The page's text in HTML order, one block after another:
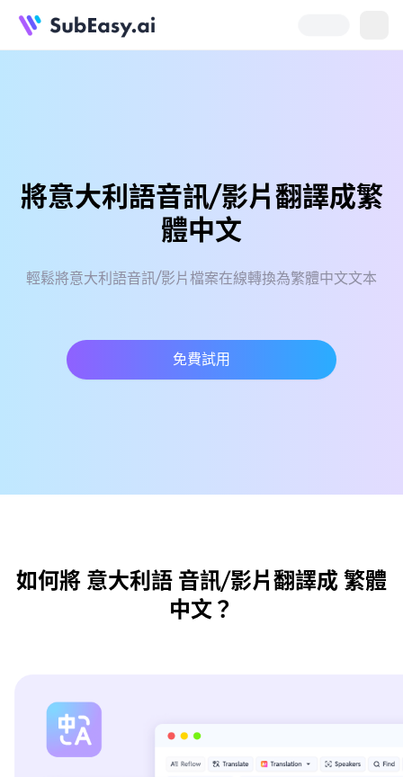
將意大利語音訊/影片翻譯成繁
體中文
輕鬆將意大利語音訊/影片檔案在線轉換為繁體中文文本
免費試用
如何將 意大利語 音訊/影片翻譯成 繁體
中文？